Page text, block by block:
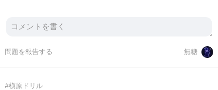
無糖
問題を報告する
#槇原ドリル